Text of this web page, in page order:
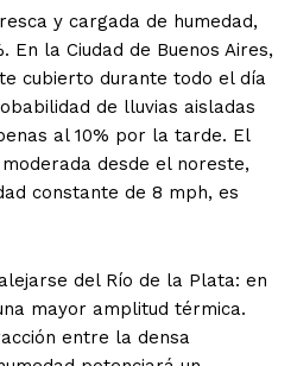
y cargada de humedad,
En la Ciudad de Buenos Aires,
cubierto durante todo el día
de lluvias aisladas
al 10% por la tarde. El
desde el noreste,
constante de 8 mph, es
del Río de la Plata: en
mayor amplitud térmica.
entre la densa